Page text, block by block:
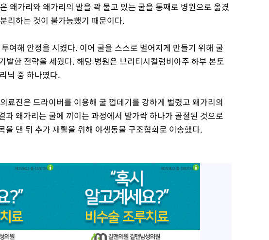
왜가리와 왜가리의 발을 꽉 물고 있는 굴을 통째로 병원으로 옮겼
리하는 것이 불가능했기 때문이다.
여해 안정을 시켰다. 이어 굴을 스스로 벌어지게 만들기 위해 굴
발한 전략을 세웠다. 해당 병원은 브리티시컬럼비아주 하부 본토
닉 중 하나였다.
료진은 드라이버를 이용해 굴 껍데기를 강하게 벌렸고 왜가리의
과 왜가리는 굴에 끼이는 과정에서 발가락 하나가 골절된 것으로
을 댄 뒤 추가 재활을 위해 야생동물 구조협회로 이송했다.